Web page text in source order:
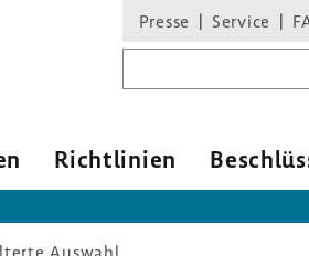
Presse Service
Richt­li­nien
Auswahl